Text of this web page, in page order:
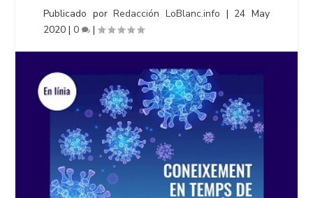
Publicado porRedacción LoBlanc.info | 24 May
2020 |0 |